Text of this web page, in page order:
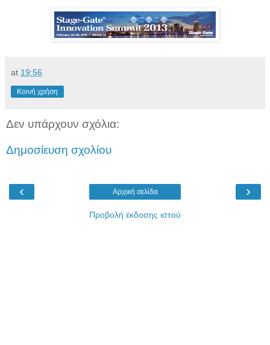
at 19:56
Κοινή χρήση
Δεν υπάρχουν σχόλια:
Δημοσίευση σχολίου
‹ ›
Αρχική σελίδα
Προβολή έκδοσης ιστού